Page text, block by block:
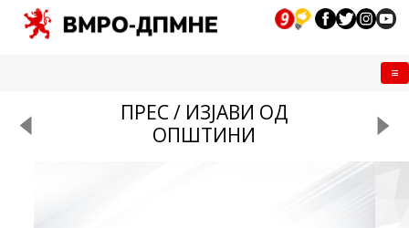
ПРЕС / ИЗЈАВИ ОД
ОПШТИНИ